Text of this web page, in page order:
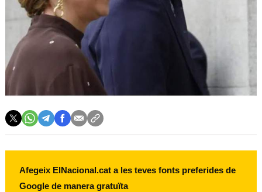
Afegeix ElNacional.cat a les teves fonts preferides de
Google de manera gratuïta